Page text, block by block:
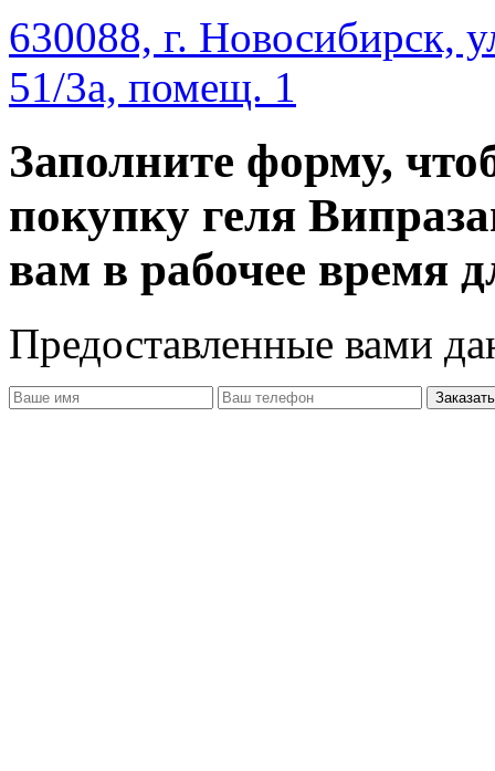
630088, г. Новосибирск,
51/3а, помещ. 1
Заполните форму,
покупку геля
вам в рабочее время
Предоставленные вами